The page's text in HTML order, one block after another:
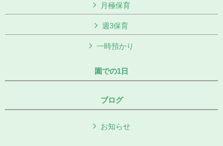
月極保育
週3保育
一時預かり
園での1日
ブログ
お知らせ